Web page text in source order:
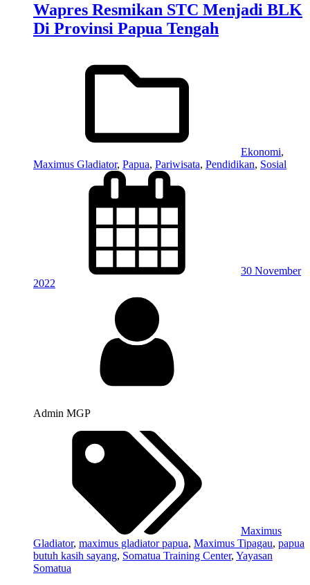
Wapres Resmikan STC Menjadi BLK
Di Provinsi Papua Tengah
Ekonomi,
Maximus Gladiator, Papua, Pariwisata, Pendidikan, Sosial
30 November
2022
Admin MGP
Maximus
Gladiator, maximus gladiator papua, Maximus Tipagau, papua
butuh kasih sayang, Somatua Training Center, Yayasan
Somatua